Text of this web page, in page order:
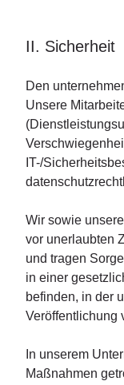
II. Sicherheit
Den
Unsere
IT-/
Wir sowie
vor unerlaubten
und tragen
in einer
befinden, in der
Veröffentlichung
In unserem
Maßnahmen